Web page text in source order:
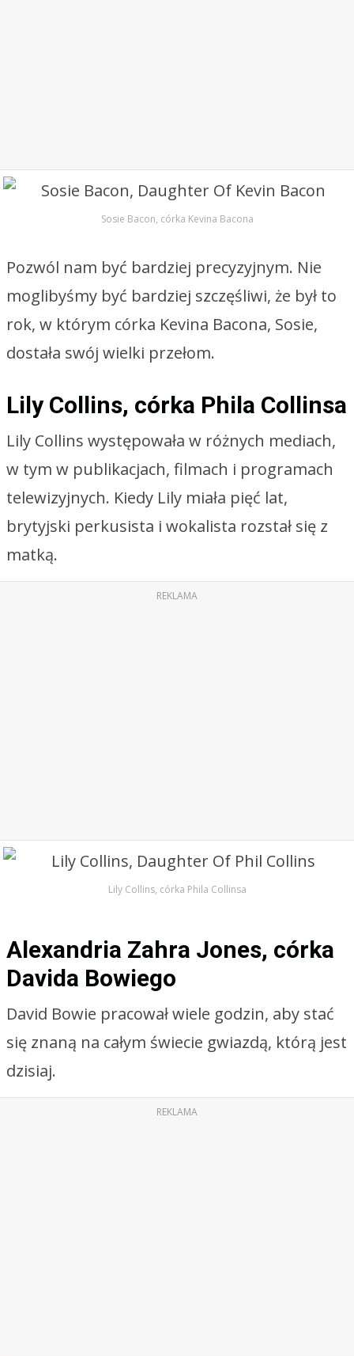
Sosie Bacon, córka Kevina Bacona
Pozwól nam być bardziej precyzyjnym. Nie
moglibyśmy być bardziej szczęśliwi, że był to
rok, w którym córka Kevina Bacona, Sosie,
dostała swój wielki przełom.
Lily Collins, córka Phila Collinsa
Lily Collins występowała w różnych mediach,
w tym w publikacjach, filmach i programach
telewizyjnych. Kiedy Lily miała pięć lat,
brytyjski perkusista i wokalista rozstał się z
matką.
REKLAMA
Lily Collins, córka Phila Collinsa
Alexandria Zahra Jones, córka
Davida Bowiego
David Bowie pracował wiele godzin, aby stać
się znaną na całym świecie gwiazdą, którą jest
dzisiaj.
REKLAMA